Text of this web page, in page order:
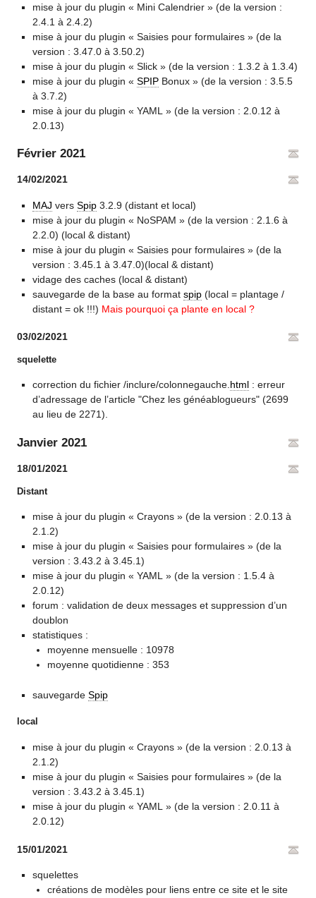
mise à jour du plugin « Mini Calendrier » (de la version :
2.4.1 à 2.4.2)
mise à jour du plugin « Saisies pour formulaires » (de la
version : 3.47.0 à 3.50.2)
mise à jour du plugin « Slick » (de la version : 1.3.2 à 1.3.4)
mise à jour du plugin « SPIPBonux » (de la version : 3.5.5
à 3.7.2)
mise à jour du plugin « YAML » (de la version : 2.0.12 à
2.0.13)
Février 2021
14/02/2021
MAJ vers Spip3.2.9 (distant et local)
mise à jour du plugin « NoSPAM » (de la version : 2.1.6 à
2.2.0) (local & distant)
mise à jour du plugin « Saisies pour formulaires » (de la
version : 3.45.1 à 3.47.0)(local & distant)
vidage des caches (local & distant)
sauvegarde de la base au format spip(local = plantage /
distant = ok !!!) Mais pourquoi ça plante en local ?
03/02/2021
squelette
correction du fichier /inclure/colonnegauche.html: erreur
d’adressage de l’article "Chez les généablogueurs" (2699
au lieu de 2271).
Janvier 2021
18/01/2021
Distant
mise à jour du plugin « Crayons » (de la version : 2.0.13 à
2.1.2)
mise à jour du plugin « Saisies pour formulaires » (de la
version : 3.43.2 à 3.45.1)
mise à jour du plugin « YAML » (de la version : 1.5.4 à
2.0.12)
forum : validation de deux messages et suppression d’un
doublon
statistiques :
moyenne mensuelle : 10978
moyenne quotidienne : 353
sauvegarde Spip
local
mise à jour du plugin « Crayons » (de la version : 2.0.13 à
2.1.2)
mise à jour du plugin « Saisies pour formulaires » (de la
version : 3.43.2 à 3.45.1)
mise à jour du plugin « YAML » (de la version : 2.0.11 à
2.0.12)
15/01/2021
squelettes
créations de modèles pour liens entre ce site et le site